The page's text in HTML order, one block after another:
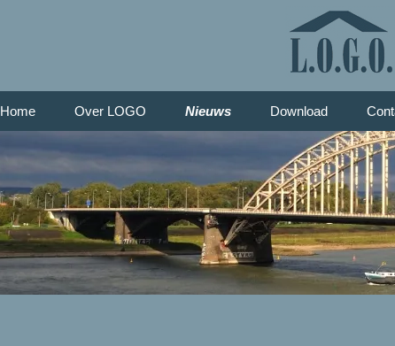
Home Over LOGO Nieuws Download